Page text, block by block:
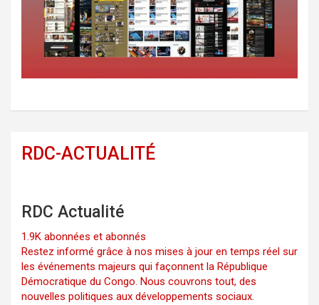
RDC-ACTUALITÉ
RDC Actualité
1.9K abonnées et abonnés
Restez informé grâce à nos mises à jour en temps réel sur
les événements majeurs qui façonnent la République
Démocratique du Congo. Nous couvrons tout, des
nouvelles politiques aux développements sociaux.